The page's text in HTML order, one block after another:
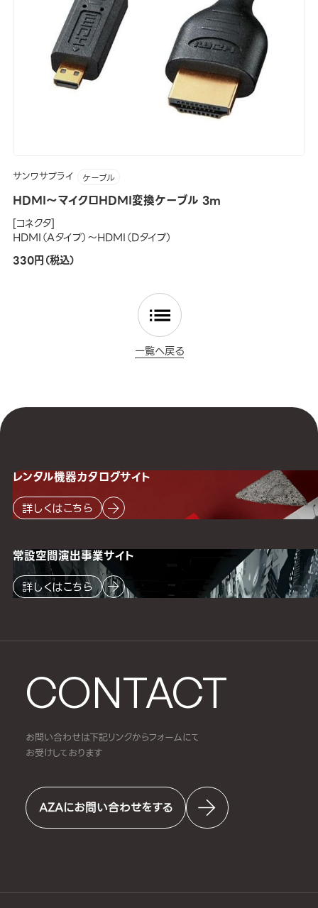
サンワサプライ ケーブル
HDMI～マイクロHDMI変換ケーブル 3m
[コネクタ]
HDMI（Aタイプ）～HDMI（Dタイプ）
330円（税込）
一覧へ戻る
CONTACT
お問い合わせは下記リンクからフォームにて
お受けしております
AZAにお問い合わせをする
レンタル機器カタログサイト
詳しくはこちら
常設空間演出事業サイト
詳しくはこちら